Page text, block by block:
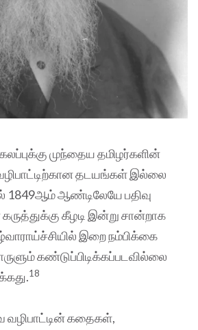
முந்தைய தமிழர்களின்
தடயங்கள் இல்லை
ஆண்டிலேயே பதிவு
கீழடி இன்று சான்றாக
இறை நம்பிக்கை
கண்டுப்பிடிக்கப்படவில்லை
18
வழிபாட்டின் கதைகள்,